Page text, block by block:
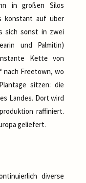
in großen Silos
konstant auf über
sich sonst in zwei
und Palmitin)
Kette von
nach Freetown, wo
sitzen: die
Landes. Dort wird
raffiniert.
geliefert.
diverse